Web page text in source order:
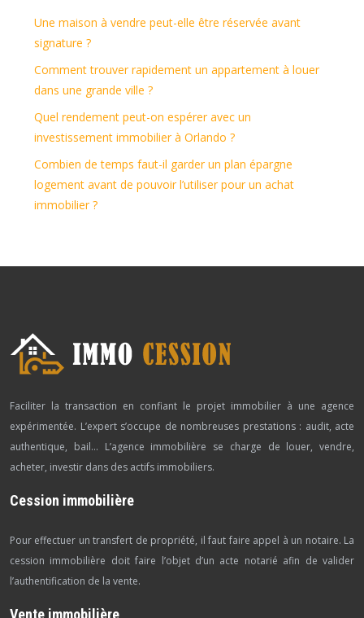
Une maison à vendre peut-elle être réservée avant
signature ?
Comment trouver rapidement un appartement à louer
dans une grande ville ?
Quel rendement peut-on espérer avec un
investissement immobilier à Orlando ?
Combien de temps faut-il garder un plan épargne
logement avant de pouvoir l’utiliser pour un achat
immobilier ?
Faciliter la transaction en confiant le projet immobilier à une agence
expérimentée. L’expert s’occupe de nombreuses prestations : audit, acte
authentique, bail… L’agence immobilière se charge de louer, vendre,
acheter, investir dans des actifs immobiliers.
Cession immobilière
Pour effectuer un transfert de propriété, il faut faire appel à un notaire. La
cession immobilière doit faire l’objet d’un acte notarié afin de valider
l’authentification de la vente.
Vente immobilière